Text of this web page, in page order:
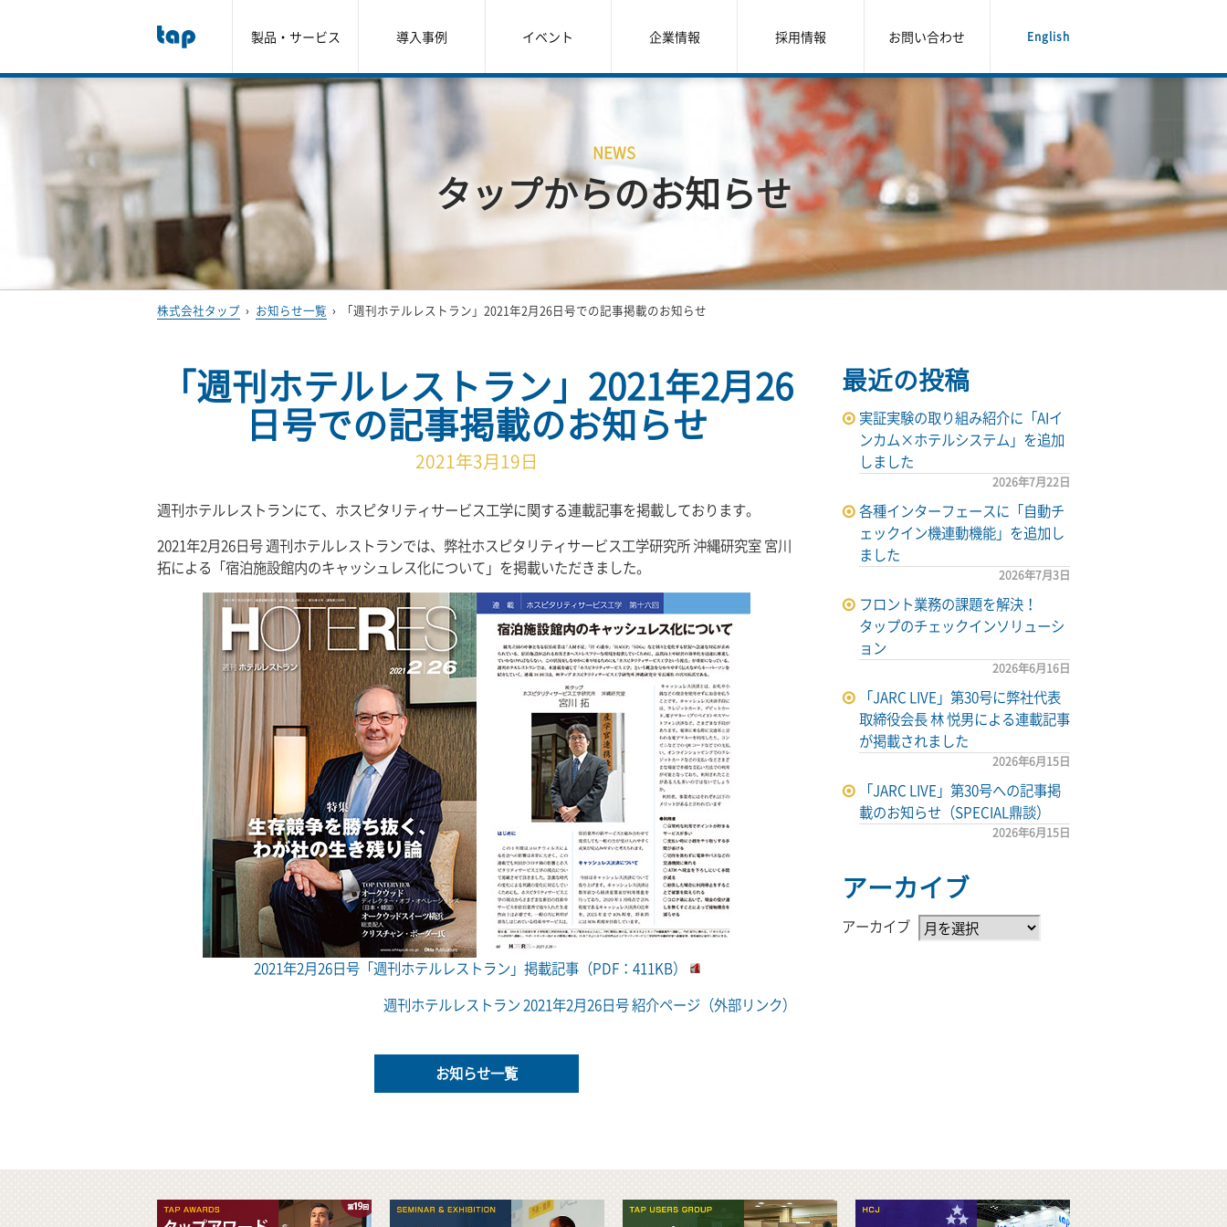
製品・サービス 導入事例 イベント 企業情報 採用情報 お問い合わせ English
NEWS
タップからのお知らせ
株式会社タップ › お知らせ一覧 › 「週刊ホテルレストラン」2021年2月26日号での記事掲載のお知らせ
「週刊ホテルレストラン」2021年2月26
日号での記事掲載のお知らせ
2021年3月19日
週刊ホテルレストランにて、ホスピタリティサービス工学に関する連載記事を掲載しております。
2021年2月26日号 週刊ホテルレストランでは、弊社ホスピタリティサービス工学研究所 沖縄研究室 宮川
拓による「宿泊施設館内のキャッシュレス化について」を掲載いただきました。
2021年2月26日号「週刊ホテルレストラン」掲載記事（PDF：411KB）
週刊ホテルレストラン 2021年2月26日号 紹介ページ（外部リンク）
お知らせ一覧
最近の投稿
実証実験の取り組み紹介に「AIイ
ンカム×ホテルシステム」を追加
しました
2026年7月22日
各種インターフェースに「自動チ
ェックイン機連動機能」を追加し
ました
2026年7月3日
フロント業務の課題を解決！
タップのチェックインソリューシ
ョン
2026年6月16日
「JARC LIVE」第30号に弊社代表
取締役会長 林 悦男による連載記事
が掲載されました
2026年6月15日
「JARC LIVE」第30号への記事掲
載のお知らせ（SPECIAL鼎談）
2026年6月15日
アーカイブ
アーカイブ